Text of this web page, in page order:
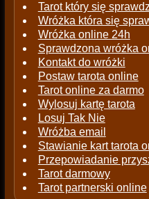
Tarot który się
Wróżka która się
Wróżka online 24h
Sprawdzona wróżka
Kontakt do wróżki
Postaw tarota online
Tarot online za darmo
Wylosuj kartę tarota
Losuj Tak Nie
Wróżba email
Stawianie kart tarota
Przepowiadanie
Tarot darmowy
Tarot partnerski online